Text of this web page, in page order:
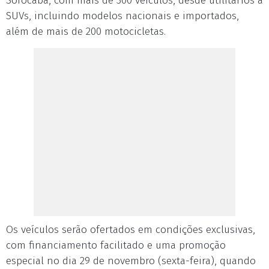
SUVs, incluindo modelos nacionais e importados,
além de mais de 200 motocicletas.
Os veículos serão ofertados em condições exclusivas,
com financiamento facilitado e uma promoção
especial no dia 29 de novembro (sexta-feira), quando